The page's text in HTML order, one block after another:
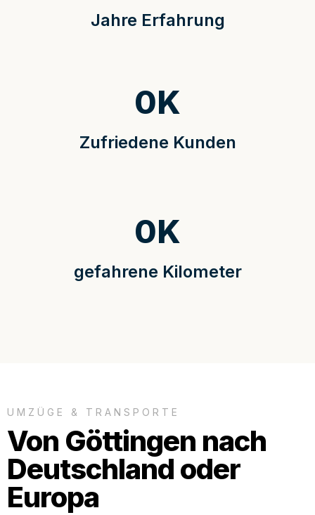
Jahre Erfahrung
Zufriedene Kunden
0K
gefahrene Kilometer
0K
UMZÜGE & TRANSPORTE
Von Göttingen nach
Deutschland oder
Europa